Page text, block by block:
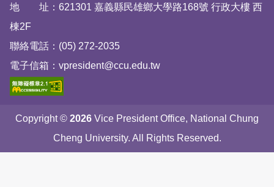
地 址：621301 嘉義縣民雄鄉大學路168號 行政大樓 西
棟2F
聯絡電話：(05) 272-2035
電子信箱：vpresident@ccu.edu.tw
Copyright © 2026 Vice President Office, National Chung
Cheng University. All Rights Reserved.